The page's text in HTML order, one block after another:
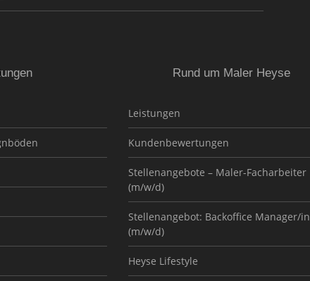
Rund um Maler Heyse
Leistungen
Kundenbewertungen
Stellenangebote – Maler-Facharbeiter
(m/w/d)
Stellenangebot: Backoffice Manager/in
(m/w/d)
Heyse Lifestyle